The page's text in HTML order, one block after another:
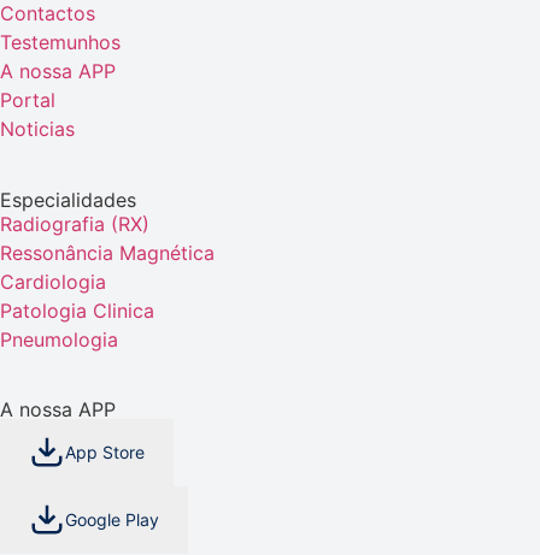
Contactos
Testemunhos
A nossa APP
Portal
Noticias
Especialidades
Radiografia (RX)
Ressonância Magnética
Cardiologia
Patologia Clinica
Pneumologia
A nossa APP
App Store
Google Play